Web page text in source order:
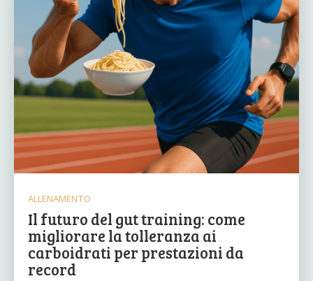
ALLENAMENTO
Il futuro del gut training: come
migliorare la tolleranza ai
carboidrati per prestazioni da
record